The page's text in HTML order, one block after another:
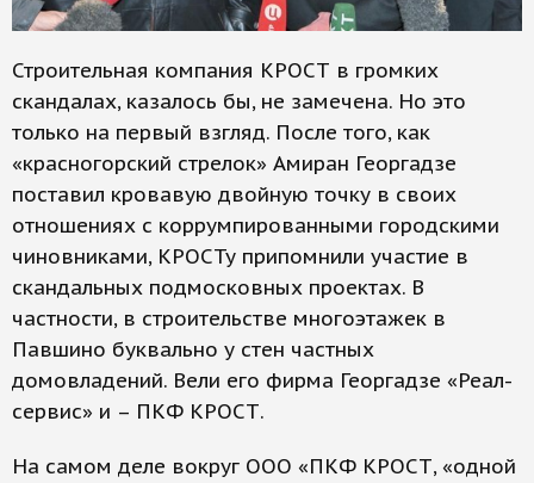
Строительная компания КРОСТ в громких
скандалах, казалось бы, не замечена. Но это
только на первый взгляд. После того, как
«красногорский стрелок» Амиран Георгадзе
поставил кровавую двойную точку в своих
отношениях с коррумпированными городскими
чиновниками, КРОСТу припомнили участие в
скандальных подмосковных проектах. В
частности, в строительстве многоэтажек в
Павшино буквально у стен частных
домовладений. Вели его фирма Георгадзе «Реал-
сервис» и – ПКФ КРОСТ.
На самом деле вокруг ООО «ПКФ КРОСТ, «одной